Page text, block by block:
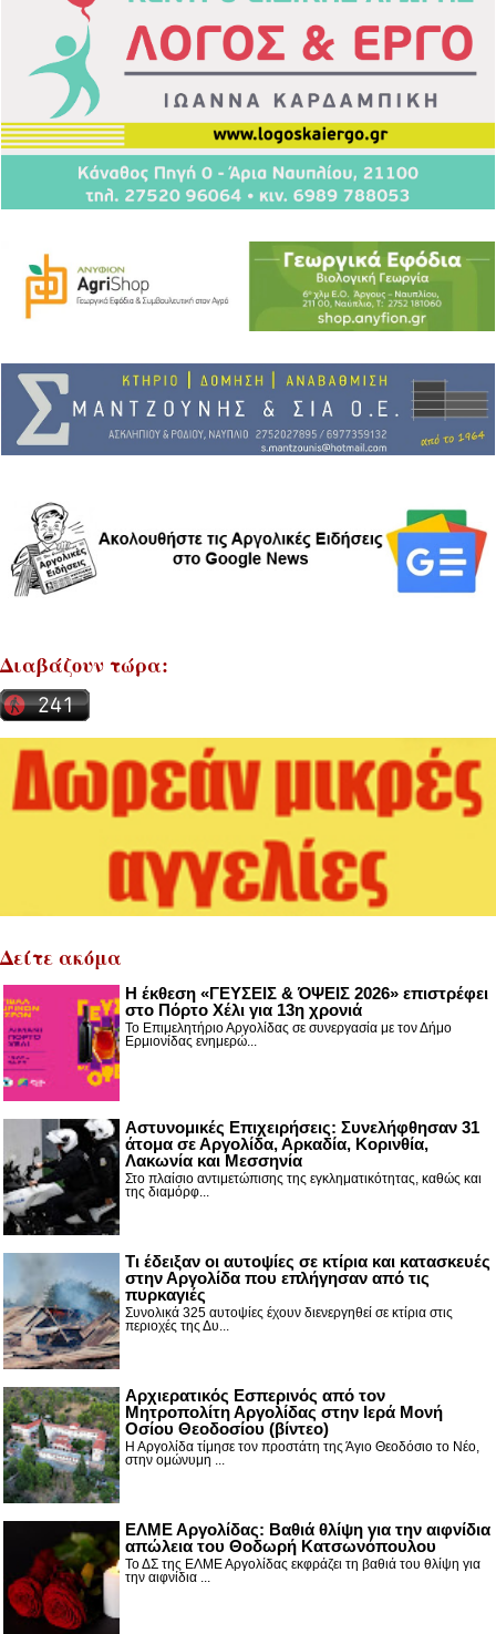
Διαβάζουν τώρα:
Δείτε ακόμα
Η έκθεση «ΓΕΥΣΕΙΣ & ΌΨΕΙΣ 2026» επιστρέφει
στο Πόρτο Χέλι για 13η χρονιά
Το Επιμελητήριο Αργολίδας σε συνεργασία με τον Δήμο
Ερμιονίδας ενημερώ...
Αστυνομικές Επιχειρήσεις: Συνελήφθησαν 31
άτομα σε Αργολίδα, Αρκαδία, Κορινθία,
Λακωνία και Μεσσηνία
Στο πλαίσιο αντιμετώπισης της εγκληματικότητας, καθώς και
της διαμόρφ...
Τι έδειξαν οι αυτοψίες σε κτίρια και κατασκευές
στην Αργολίδα που επλήγησαν από τις
πυρκαγιές
Συνολικά 325 αυτοψίες έχουν διενεργηθεί σε κτίρια στις
περιοχές της Δυ...
Αρχιερατικός Εσπερινός από τον
Μητροπολίτη Αργολίδας στην Ιερά Μονή
Οσίου Θεοδοσίου (βίντεο)
Η Αργολίδα τίμησε τον προστάτη της Άγιο Θεοδόσιο το Νέο,
στην ομώνυμη ...
ΕΛΜΕ Αργολίδας: Βαθιά θλίψη για την αιφνίδια
απώλεια του Θοδωρή Κατσωνόπουλου
Το ΔΣ της ΕΛΜΕ Αργολίδας εκφράζει τη βαθιά του θλίψη για
την αιφνίδια ...